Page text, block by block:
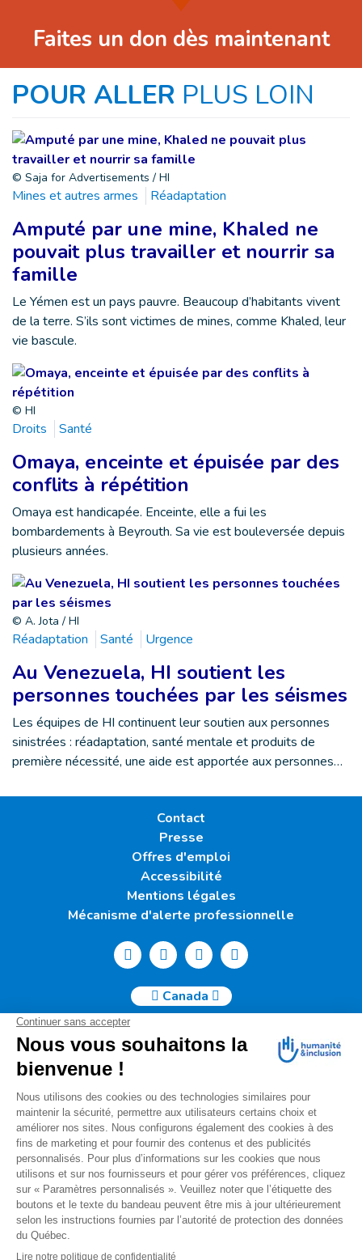
Faites un don dès maintenant
POUR ALLER PLUS LOIN
© Saja for Advertisements / HI
Mines et autres armes Réadaptation
Amputé par une mine, Khaled ne
pouvait plus travailler et nourrir sa
famille
Le Yémen est un pays pauvre. Beaucoup d’habitants vivent
de la terre. S’ils sont victimes de mines, comme Khaled, leur
vie bascule.
© HI
Droits Santé
Omaya, enceinte et épuisée par des
conflits à répétition
Omaya est handicapée. Enceinte, elle a fui les
bombardements à Beyrouth. Sa vie est bouleversée depuis
plusieurs années.
© A. Jota / HI
Réadaptation Santé Urgence
Au Venezuela, HI soutient les
personnes touchées par les séismes
Les équipes de HI continuent leur soutien aux personnes
sinistrées : réadaptation, santé mentale et produits de
première nécessité, une aide est apportée aux personnes…
Contact
Presse
Offres d'emploi
Accessibilité
Mentions légales
Mécanisme d'alerte professionnelle
Canada
Humanité & Inclusion Canada | 50, Sainte-Catherine Ouest -
Suite 500b | H2X 3V4 Montréal
info@canada.hi.org
Tél. : (514) 908-2813
No de charité : 88914 7401 RR0001
Pour toutes questions relatives à votre donation, s'il vous